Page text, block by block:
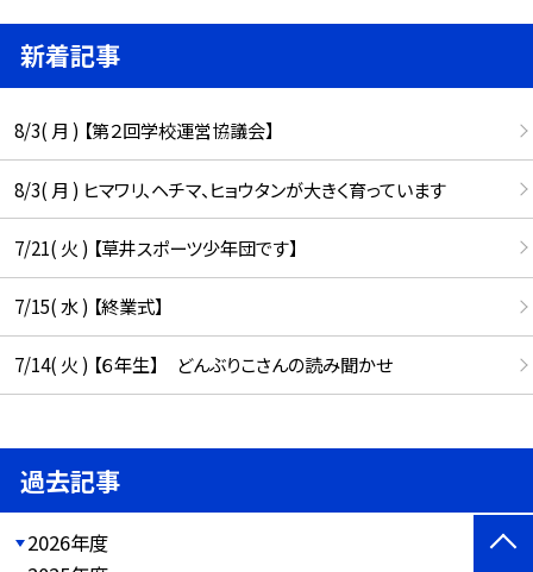
新着記事
8/3( 月 ) 【第２回学校運営協議会】
8/3( 月 ) ヒマワリ、ヘチマ、ヒョウタンが大きく育っています
7/21( 火 ) 【草井スポーツ少年団です】
7/15( 水 ) 【終業式】
7/14( 火 ) 【６年生】 どんぶりこさんの読み聞かせ
過去記事
2026年度